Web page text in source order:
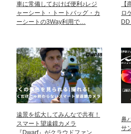
車に常備しておけば便利♪レジ
ャーシート・トートバッグ・カ
ーシートの3Way利用で…
ロ
遠景を拡大してみんなで共有！
スマート望遠鏡カメラ
『Dwarf』がクラウドファン
鼻
サ